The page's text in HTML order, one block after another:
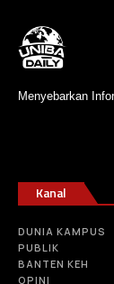
Menyebarkan
Kanal
DUNIA KAMPUS
PUBLIK
BANTEN KEH
OPINI